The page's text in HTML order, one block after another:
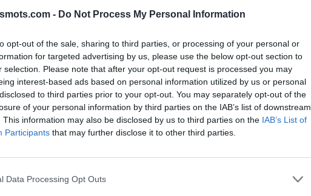
- Do Not Process My Personal Information
opt-out of the sale, sharing to third parties, or processing of your personal or
for targeted advertising by us, please use the below opt-out section to
selection. Please note that after your opt-out request is processed you may
interest-based ads based on personal information utilized by us or personal
to third parties prior to your opt-out. You may separately opt-out of the
of your personal information by third parties on the IAB’s list of downstream
This information may also be disclosed by us to third parties on the IAB’s List of
Participants that may further disclose it to other third parties.
Data Processing Opt Outs
29
le numéro de niveau :
Entrez un mot :